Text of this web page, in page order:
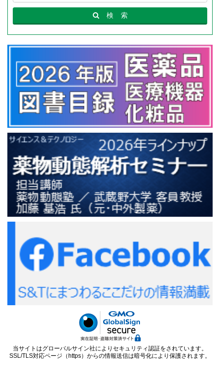
検 索
当サイトはグローバルサイン社によりセキュリティ認証をされています。
SSL/TLS対応ページ（https）からの情報送信は暗号化により保護されます。